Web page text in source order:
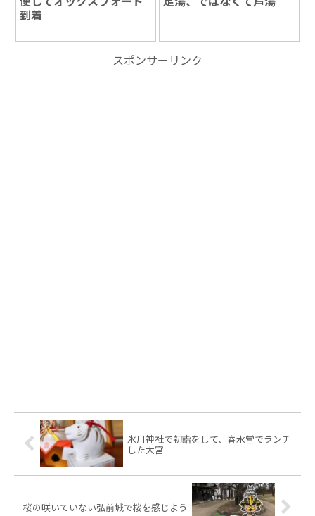
到着
スポンサーリンク
氷川神社で初詣をして、春水堂でランチ
した大宮
桜の咲いていない弘前城で桜を感じよう